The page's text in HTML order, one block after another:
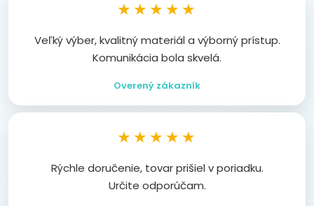
★★★★★
Veľký výber, kvalitný materiál a výborný prístup.
Komunikácia bola skvelá.
Overený zákazník
★★★★★
Rýchle doručenie, tovar prišiel v poriadku.
Určite odporúčam.